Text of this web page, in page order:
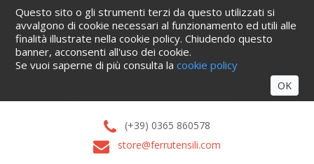
Home Informazioni Servizi Blog Azienda
Cataloghi
Contattaci
Accedi
(+39) 0365 860578
store@ferrutensili.com
Questo sito o gli strumenti terzi da questo utilizzati si
avvalgono di cookie necessari al funzionamento ed utili alle
finalità illustrate nella cookie policy. Chiudendo questo
banner, acconsenti all'uso dei cookie.
Se vuoi saperne di più consulta lacookie policy
OK